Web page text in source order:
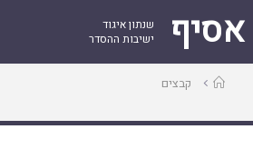
אסיף
שנתון איגוד
ישיבות ההסדר
עמודקבצים